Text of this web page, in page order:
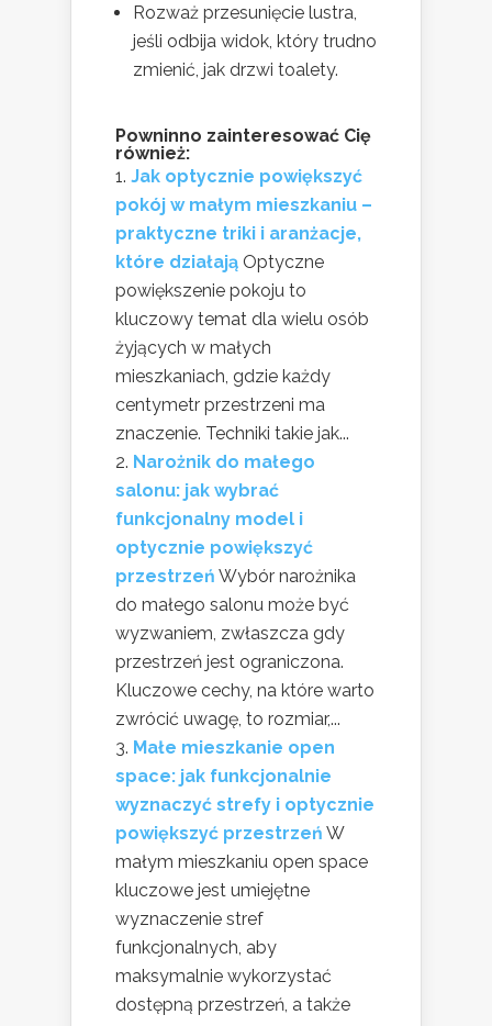
Rozważ przesunięcie lustra,
jeśli odbija widok, który trudno
zmienić, jak drzwi toalety.
Powninno zainteresować Cię
również:
Jak optycznie powiększyć
pokój w małym mieszkaniu –
praktyczne triki i aranżacje,
które działają Optyczne
powiększenie pokoju to
kluczowy temat dla wielu osób
żyjących w małych
mieszkaniach, gdzie każdy
centymetr przestrzeni ma
znaczenie. Techniki takie jak...
Narożnik do małego
salonu: jak wybrać
funkcjonalny model i
optycznie powiększyć
przestrzeń Wybór narożnika
do małego salonu może być
wyzwaniem, zwłaszcza gdy
przestrzeń jest ograniczona.
Kluczowe cechy, na które warto
zwrócić uwagę, to rozmiar,...
Małe mieszkanie open
space: jak funkcjonalnie
wyznaczyć strefy i optycznie
powiększyć przestrzeń W
małym mieszkaniu open space
kluczowe jest umiejętne
wyznaczenie stref
funkcjonalnych, aby
maksymalnie wykorzystać
dostępną przestrzeń, a także